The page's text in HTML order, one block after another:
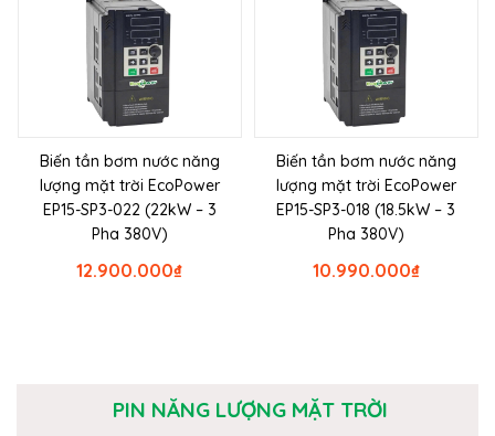
Biến tần bơm nước năng
lượng mặt trời EcoPower
EP15-SP3-022 (22kW – 3
Pha 380V)
₫
12.900.000
Biến tần bơm nước năng
lượng mặt trời EcoPower
EP15-SP3-018 (18.5kW – 3
Pha 380V)
₫
10.990.000
PIN NĂNG LƯỢNG MẶT TRỜI